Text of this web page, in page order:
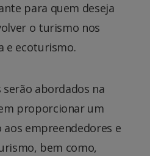
para quem deseja
o turismo nos
e ecoturismo.
abordados na
proporcionar um
empreendedores e
bem como,